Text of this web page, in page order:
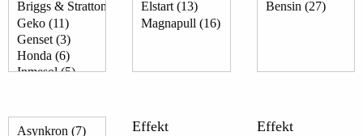
Effekt
Effekt